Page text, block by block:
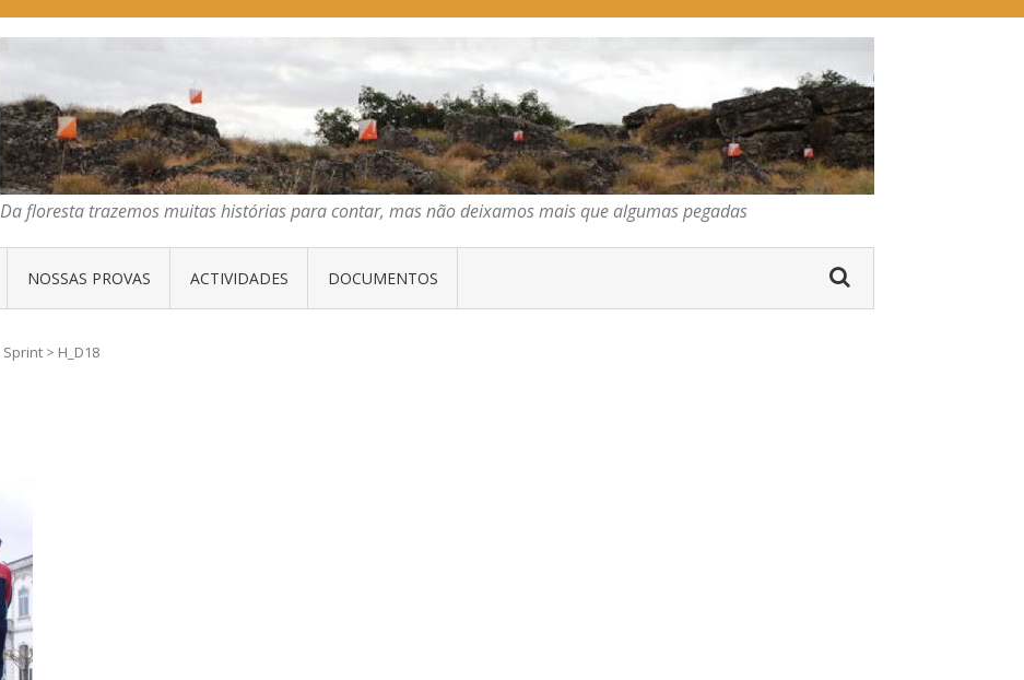
DE ORIENTAÇÃO DO CENTRO
trazemos muitas histórias para contar, mas não deixamos mais que algumas pegadas
Da floresta trazemos muitas histórias para contar, mas não deixamos mais que algumas pegadas
NOSSAS PROVAS ACTIVIDADES DOCUMENTOS
Sprint > H_D18